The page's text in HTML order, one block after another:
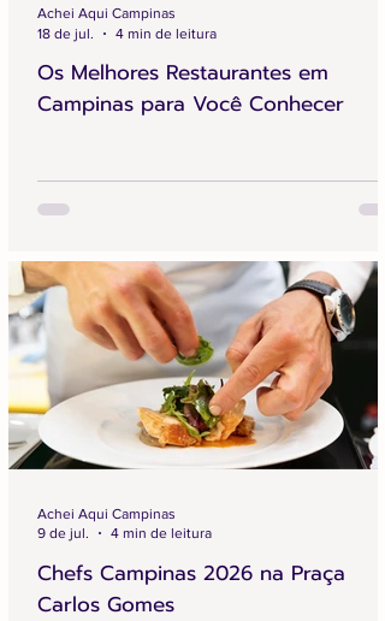
Os Melhores Restaurantes em
Campinas para Você Conhecer
Achei Aqui Campinas
18 de jul.
4 min de leitura
Chefs Campinas 2026 na Praça
Carlos Gomes
Achei Aqui Campinas
9 de jul.
4 min de leitura